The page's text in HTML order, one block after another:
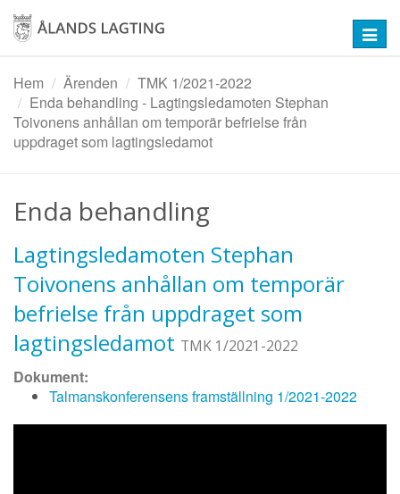
Hoppa
huvudinnehåll
Hem
Ärenden
TMK 1/2021-2022
Enda behandling - Lagtingsledamoten Stephan
Toivonens anhållan om temporär befrielse från
uppdraget som lagtingsledamot
Enda behandling
Lagtingsledamoten Stephan
Toivonens anhållan om temporär
befrielse från uppdraget som
lagtingsledamot TMK 1/2021-2022
Dokument:
Talmanskonferensens framställning 1/2021-2022